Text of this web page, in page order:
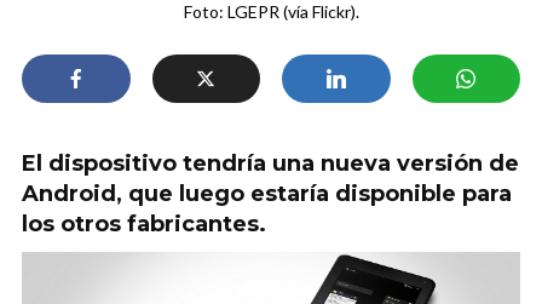
Foto: LGEPR (vía Flickr).
El dispositivo tendría una nueva versión de
Android, que luego estaría disponible para
los otros fabricantes.